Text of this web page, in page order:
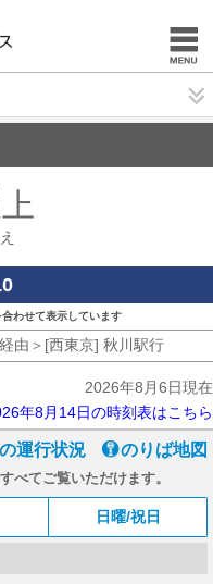
わせて表示しています
由＞[西東京] 秋川駅行
2026年8月6日現在
年8月14日の時刻表はこちら
運行状況 のりば地図
べてご覧いただけます。
日曜/祝日